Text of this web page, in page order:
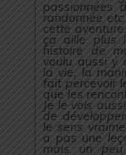
passionnées
randonnée
cette
ça aille plus
histoire de
voulu aussi y
la vie, la
fait percevoir
que les
Je le vois
de
le sens
a pas une
mais un